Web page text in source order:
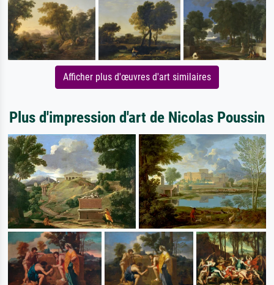
Afficher plus d'œuvres d'art similaires
Plus d'impression d'art de Nicolas Poussin